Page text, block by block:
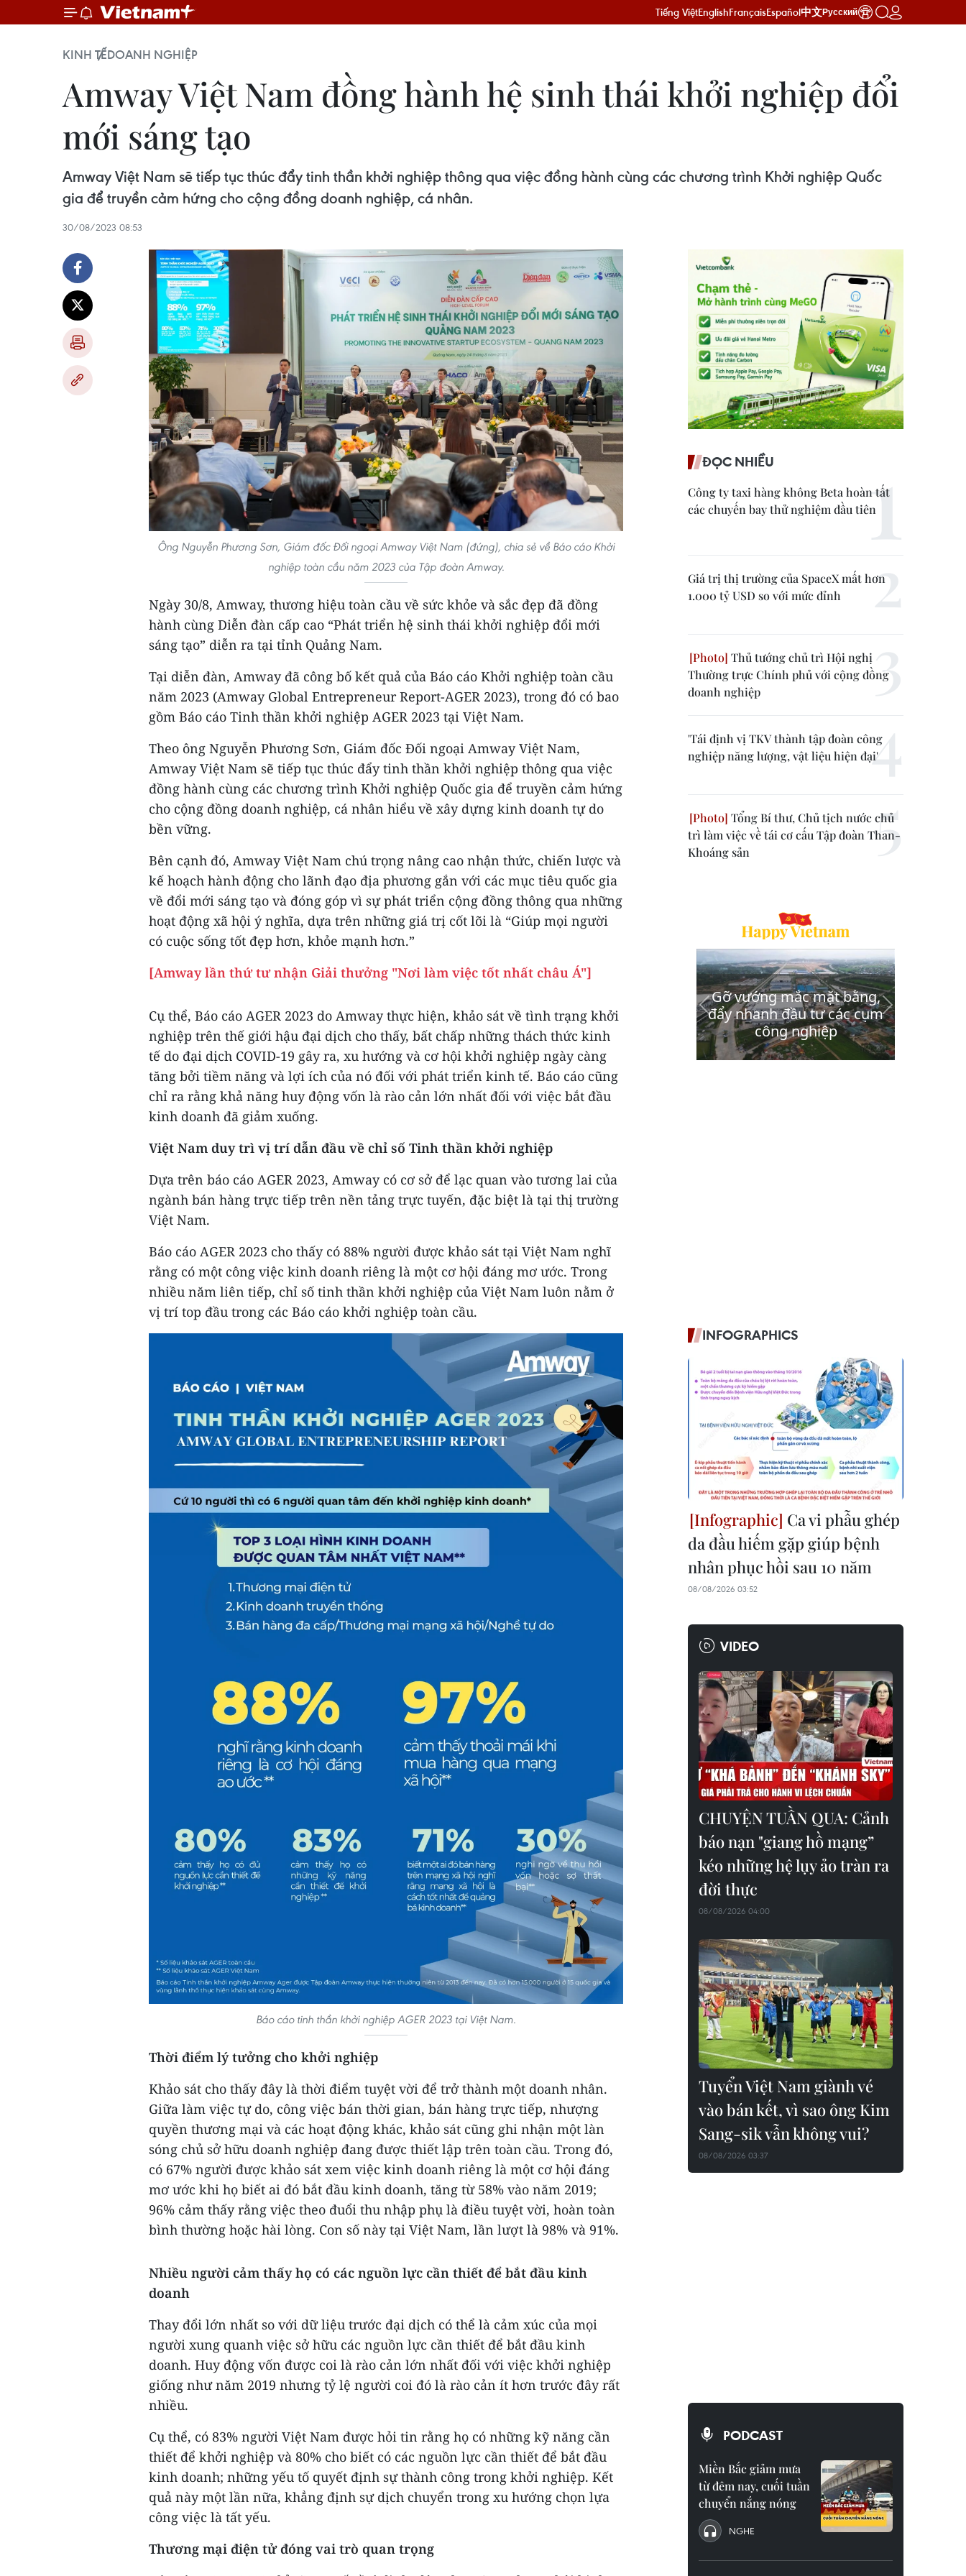
Tiếng ViệtEnglishFrançaisEspañol中文Русский
KINH TẾDOANH NGHIỆP
Amway Việt Nam đồng hành hệ sinh thái khởi nghiệp đổi
mới sáng tạo
Amway Việt Nam sẽ tiếp tục thúc đẩy tinh thần khởi nghiệp thông qua việc đồng hành cùng các chương trình Khởi nghiệp Quốc
gia để truyền cảm hứng cho cộng đồng doanh nghiệp, cá nhân.
30/08/2023 08:53
Ông Nguyễn Phương Sơn, Giám đốc Đối ngoại Amway Việt Nam (đứng), chia sẻ về Báo cáo Khởi
nghiệp toàn cầu năm 2023 của Tập đoàn Amway.
Ngày 30/8, Amway, thương hiệu toàn cầu về sức khỏe và sắc đẹp đã đồng
hành cùng Diễn đàn cấp cao “Phát triển hệ sinh thái khởi nghiệp đổi mới
sáng tạo” diễn ra tại tỉnh Quảng Nam.
Tại diễn đàn, Amway đã công bố kết quả của Báo cáo Khởi nghiệp toàn cầu
năm 2023 (Amway Global Entrepreneur Report-AGER 2023), trong đó có bao
gồm Báo cáo Tinh thần khởi nghiệp AGER 2023 tại Việt Nam.
Theo ông Nguyễn Phương Sơn, Giám đốc Đối ngoại Amway Việt Nam,
Amway Việt Nam sẽ tiếp tục thúc đẩy tinh thần khởi nghiệp thông qua việc
đồng hành cùng các chương trình Khởi nghiệp Quốc gia để truyền cảm hứng
cho cộng đồng doanh nghiệp, cá nhân hiểu về xây dựng kinh doanh tự do
bền vững.
Bên cạnh đó, Amway Việt Nam chú trọng nâng cao nhận thức, chiến lược và
kế hoạch hành động cho lãnh đạo địa phương gắn với các mục tiêu quốc gia
về đổi mới sáng tạo và đóng góp vì sự phát triển cộng đồng thông qua những
hoạt động xã hội ý nghĩa, dựa trên những giá trị cốt lõi là “Giúp mọi người
có cuộc sống tốt đẹp hơn, khỏe mạnh hơn.”
[Amway lần thứ tư nhận Giải thưởng "Nơi làm việc tốt nhất châu Á"]
Cụ thể, Báo cáo AGER 2023 do Amway thực hiện, khảo sát về tình trạng khởi
nghiệp trên thế giới hậu đại dịch cho thấy, bất chấp những thách thức kinh
tế do đại dịch COVID-19 gây ra, xu hướng và cơ hội khởi nghiệp ngày càng
tăng bởi tiềm năng và lợi ích của nó đối với phát triển kinh tế. Báo cáo cũng
chỉ ra rằng khả năng huy động vốn là rào cản lớn nhất đối với việc bắt đầu
kinh doanh đã giảm xuống.
Việt Nam duy trì vị trí dẫn đầu về chỉ số Tinh thần khởi nghiệp
Dựa trên báo cáo AGER 2023, Amway có cơ sở để lạc quan vào tương lai của
ngành bán hàng trực tiếp trên nền tảng trực tuyến, đặc biệt là tại thị trường
Việt Nam.
Báo cáo AGER 2023 cho thấy có 88% người được khảo sát tại Việt Nam nghĩ
rằng có một công việc kinh doanh riêng là một cơ hội đáng mơ ước. Trong
nhiều năm liên tiếp, chỉ số tinh thần khởi nghiệp của Việt Nam luôn nằm ở
vị trí top đầu trong các Báo cáo khởi nghiệp toàn cầu.
Báo cáo tinh thần khởi nghiệp AGER 2023 tại Việt Nam.
Thời điểm lý tưởng cho khởi nghiệp
Khảo sát cho thấy đây là thời điểm tuyệt vời để trở thành một doanh nhân.
Giữa làm việc tự do, công việc bán thời gian, bán hàng trực tiếp, nhượng
quyền thương mại và các hoạt động khác, khảo sát cũng ghi nhận một làn
sóng chủ sở hữu doanh nghiệp đang được thiết lập trên toàn cầu. Trong đó,
có 67% người được khảo sát xem việc kinh doanh riêng là một cơ hội đáng
mơ ước khi họ biết ai đó bắt đầu kinh doanh, tăng từ 58% vào năm 2019;
96% cảm thấy rằng việc theo đuổi thu nhập phụ là điều tuyệt vời, hoàn toàn
bình thường hoặc hài lòng. Con số này tại Việt Nam, lần lượt là 98% và 91%.
Nhiều người cảm thấy họ có các nguồn lực cần thiết để bắt đầu kinh
doanh
Thay đổi lớn nhất so với dữ liệu trước đại dịch có thể là cảm xúc của mọi
người xung quanh việc sở hữu các nguồn lực cần thiết để bắt đầu kinh
doanh. Huy động vốn được coi là rào cản lớn nhất đối với việc khởi nghiệp
giống như năm 2019 nhưng tỷ lệ người coi đó là rào cản ít hơn trước đây rất
nhiều.
Cụ thể, có 83% người Việt Nam được hỏi tin rằng họ có những kỹ năng cần
thiết để khởi nghiệp và 80% cho biết có các nguồn lực cần thiết để bắt đầu
kinh doanh; những yếu tố quyết định sự thành công trong khởi nghiệp. Kết
quả này một lần nữa, khẳng định sự dịch chuyển trong xu hướng chọn lựa
công việc là tất yếu.
Thương mại điện tử đóng vai trò quan trọng
ĐỌC NHIỀU
Công ty taxi hàng không Beta hoàn tất
các chuyến bay thử nghiệm đầu tiên
Giá trị thị trường của SpaceX mất hơn
1.000 tỷ USD so với mức đỉnh
Thủ tướng chủ trì Hội nghị
Thường trực Chính phủ với cộng đồng
doanh nghiệp
'Tái định vị TKV thành tập đoàn công
nghiệp năng lượng, vật liệu hiện đại'
Tổng Bí thư, Chủ tịch nước chủ
trì làm việc về tái cơ cấu Tập đoàn Than-
Khoáng sản
INFOGRAPHICS
Ca vi phẫu ghép
da đầu hiếm gặp giúp bệnh
nhân phục hồi sau 10 năm
08/08/2026 03:52
VIDEO
CHUYỆN TUẦN QUA: Cảnh
báo nạn "giang hồ mạng”
kéo những hệ lụy ảo tràn ra
đời thực
08/08/2026 04:00
Tuyển Việt Nam giành vé
vào bán kết, vì sao ông Kim
Sang-sik vẫn không vui?
08/08/2026 03:37
PODCAST
Miền Bắc giảm mưa
từ đêm nay, cuối tuần
chuyển nắng nóng
NGHE